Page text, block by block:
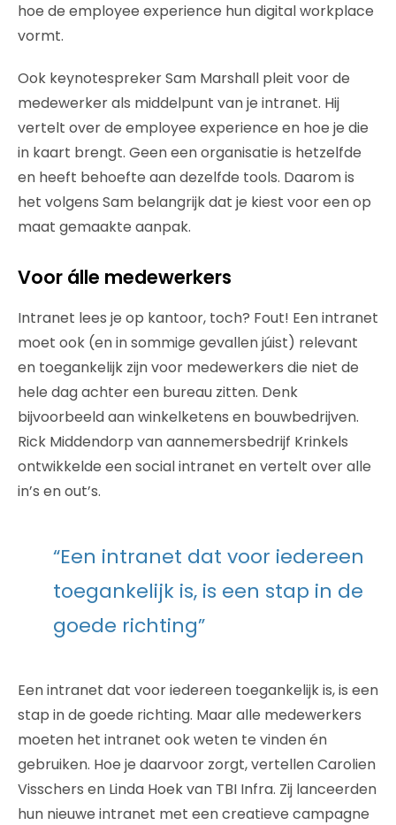
hoe de employee experience hun digital workplace
vormt.
Ook keynotespreker Sam Marshall pleit voor de
medewerker als middelpunt van je intranet. Hij
vertelt over de employee experience en hoe je die
in kaart brengt. Geen een organisatie is hetzelfde
en heeft behoefte aan dezelfde tools. Daarom is
het volgens Sam belangrijk dat je kiest voor een op
maat gemaakte aanpak.
Voor álle medewerkers
Intranet lees je op kantoor, toch? Fout! Een intranet
moet ook (en in sommige gevallen júist) relevant
en toegankelijk zijn voor medewerkers die niet de
hele dag achter een bureau zitten. Denk
bijvoorbeeld aan winkelketens en bouwbedrijven.
Rick Middendorp van aannemersbedrijf Krinkels
ontwikkelde een social intranet en vertelt over alle
in’s en out’s.
“Een intranet dat voor iedereen
toegankelijk is, is een stap in de
goede richting”
Een intranet dat voor iedereen toegankelijk is, is een
stap in de goede richting. Maar alle medewerkers
moeten het intranet ook weten te vinden én
gebruiken. Hoe je daarvoor zorgt, vertellen Carolien
Visschers en Linda Hoek van TBI Infra. Zij lanceerden
hun nieuwe intranet met een creatieve campagne